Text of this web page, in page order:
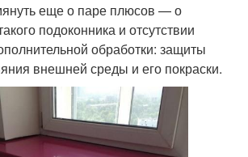
еще о паре плюсов — о
подоконника и отсутствии
обработки: защиты
внешней среды и его покраски.